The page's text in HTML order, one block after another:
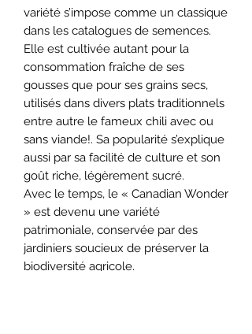
variété s’impose comme un classique
dans les catalogues de semences.
Elle est cultivée autant pour la
consommation fraîche de ses
gousses que pour ses grains secs,
utilisés dans divers plats traditionnels
entre autre le fameux chili avec ou
sans viande!. Sa popularité s’explique
aussi par sa facilité de culture et son
goût riche, légèrement sucré.
Avec le temps, le « Canadian Wonder
» est devenu une variété
patrimoniale, conservée par des
jardiniers soucieux de préserver la
biodiversité agricole.